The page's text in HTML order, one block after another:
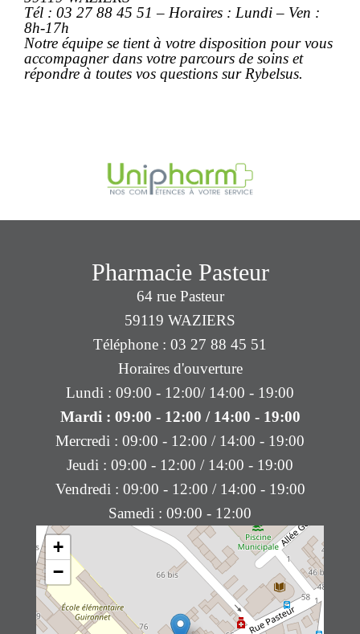
Tél : 03 27 88 45 51 – Horaires : Lundi – Ven :
8h-17h
Notre équipe se tient à votre disposition pour vous
accompagner dans votre parcours de soins et
répondre à toutes vos questions sur Rybelsus.
+
−
Pharmacie Pasteur
64 rue Pasteur
59119 WAZIERS
Téléphone : 03 27 88 45 51
Horaires d'ouverture
Lundi : 09:00 - 12:00/ 14:00 - 19:00
Mardi : 09:00 - 12:00 / 14:00 - 19:00
Mercredi : 09:00 - 12:00 / 14:00 - 19:00
Jeudi : 09:00 - 12:00 / 14:00 - 19:00
Vendredi : 09:00 - 12:00 / 14:00 - 19:00
Samedi : 09:00 - 12:00